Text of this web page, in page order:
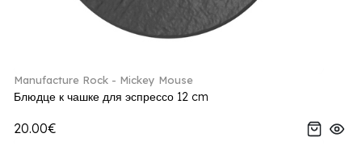
Manufacture Rock - Mickey Mouse
Блюдце к чашке для эспрессо 12 cm
20.00€